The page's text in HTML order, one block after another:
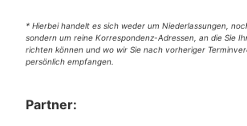
* Hierbei handelt es sich weder um Niederlassungen,
sondern um reine Korrespondenz-Adressen, an die Sie
richten können und wo wir Sie nach vorheriger
persönlich empfangen.
Partner: